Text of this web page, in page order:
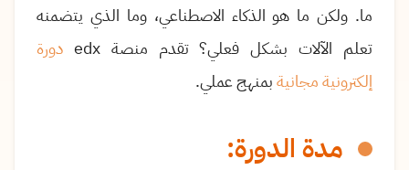
ما. ولكن ما هو الذكاء الاصطناعي، وما الذي يتضمنه
تعلم الآلات بشكل فعلي؟ تقدم منصة edx
دورة
إلكترونية مجانيةبمنهج عملي.
مدة الدورة: